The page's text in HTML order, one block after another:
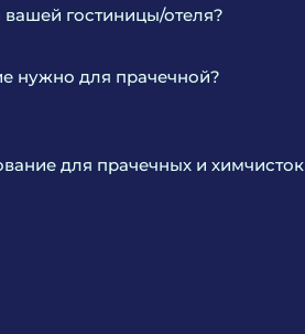
гостиницы/отеля?
нужно для прачечной?
для прачечных и химчисток